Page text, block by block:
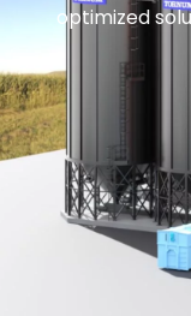
optimized